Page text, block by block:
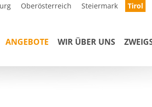
Oberösterreich Steiermark Tirol
ANGEBOTE WIR ÜBER UNS